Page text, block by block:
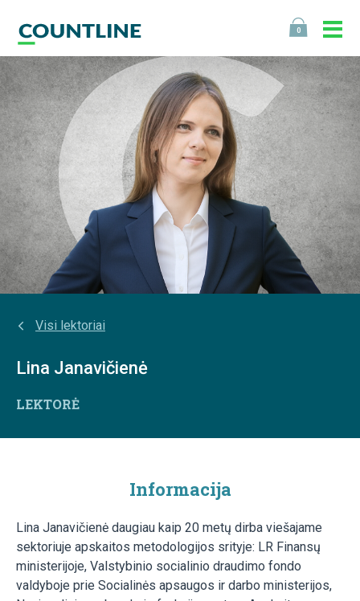
0
Visi lektoriai
Lina Janavičienė
LEKTORĖ
Informacija
Lina Janavičienė daugiau kaip 20 metų dirba viešajame
sektoriuje apskaitos metodologijos srityje: LR Finansų
ministerijoje, Valstybinio socialinio draudimo fondo
valdyboje prie Socialinės apsaugos ir darbo ministerijos,